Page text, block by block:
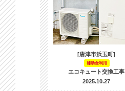
[唐津市浜玉町]
補助金利用
エコキュート交換工事
2025.10.27